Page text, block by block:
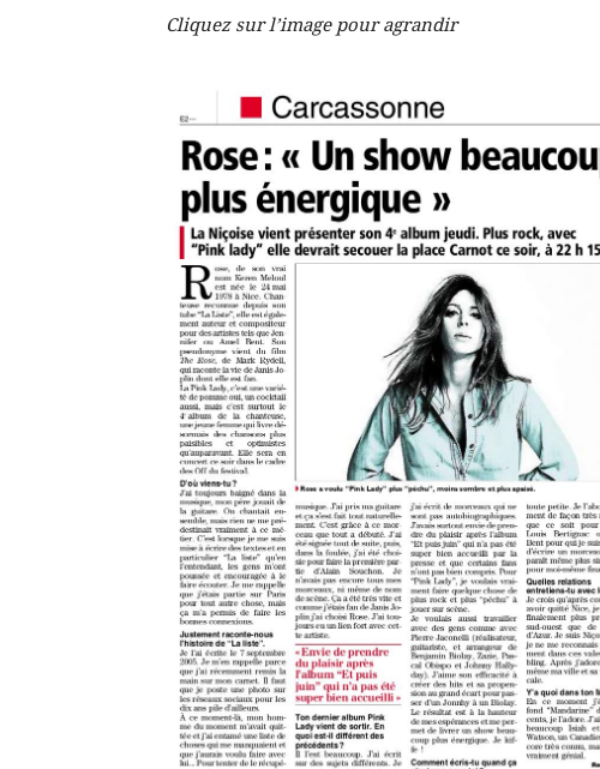
Cliquez sur l’image pour agrandir